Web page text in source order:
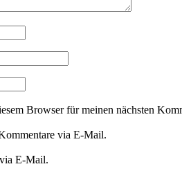
Browser für meinen nächsten
via E-Mail.
E-Mail.